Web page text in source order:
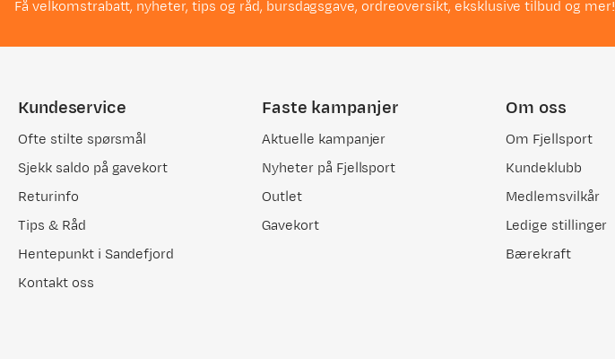
Få velkomstrabatt, nyheter, tips og råd, bursdagsgave, ordreoversikt, eksklusive tilbud og mer!
Kundeservice
Ofte stilte spørsmål
Sjekk saldo på gavekort
Returinfo
Tips & Råd
Hentepunkt i Sandefjord
Kontakt oss
Faste kampanjer
Aktuelle kampanjer
Nyheter på Fjellsport
Outlet
Gavekort
Om oss
Om Fjellsport
Kundeklubb
Medlemsvilkår
Ledige stillinger
Bærekraft